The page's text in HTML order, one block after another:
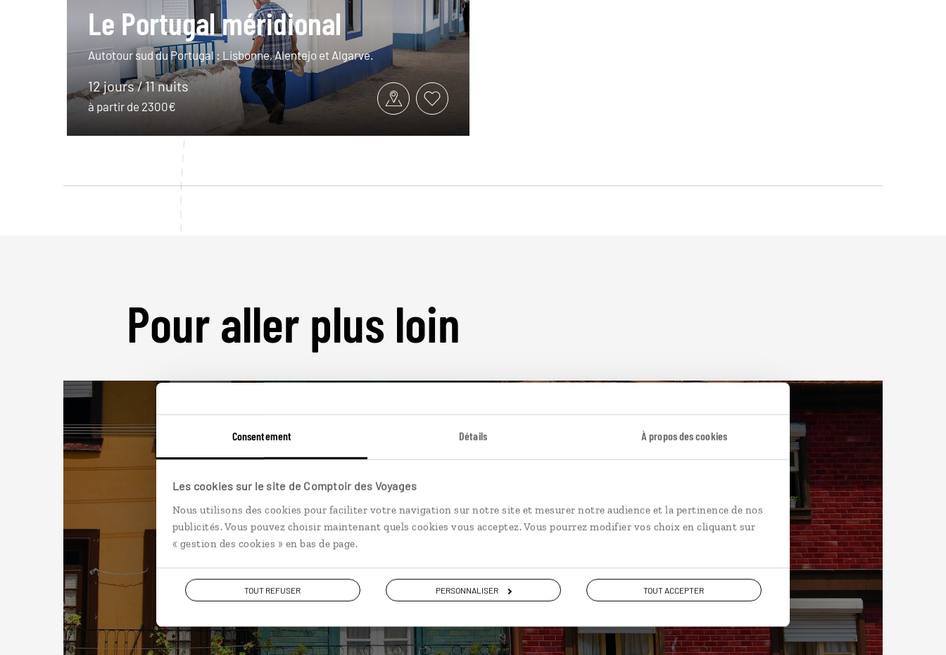
Consentement Détails À propos des cookies
Les cookies sur le site de Comptoir des Voyages
Nous utilisons des cookies pour faciliter votre navigation sur notre site et mesurer notre audience et la pertinence de nos
publicités. Vous pouvez choisir maintenant quels cookies vous acceptez. Vous pourrez modifier vos choix en cliquant sur
« gestion des cookies » en bas de page.
TOUT REFUSER PERSONNALISER TOUT ACCEPTER
Le Portugal méridional
Autotour sud du Portugal : Lisbonne, Alentejo et Algarve.
12 jours / 11 nuits
à partir de 2300€
Pour aller plus loin
Portugal
DÉCOUVRIR